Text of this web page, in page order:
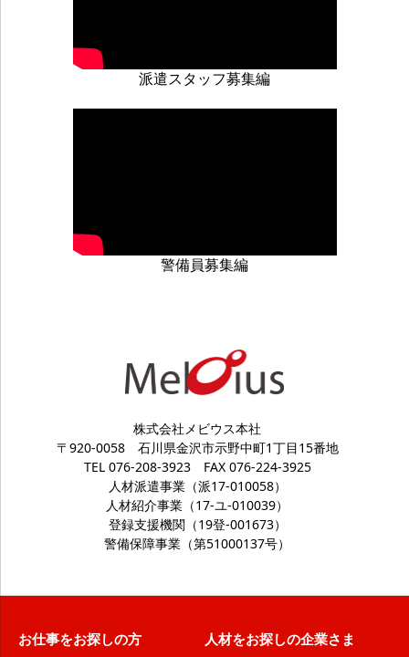
派遣スタッフ募集編
警備員募集編
株式会社メビウス本社
〒920-0058 石川県金沢市示野中町1丁目15番地
TEL 076-208-3923FAX 076-224-3925
人材派遣事業（派17-010058）
人材紹介事業（17-ユ-010039）
登録支援機関（19登-001673）
警備保障事業（第51000137号）
お仕事をお探しの方 人材をお探しの企業さま